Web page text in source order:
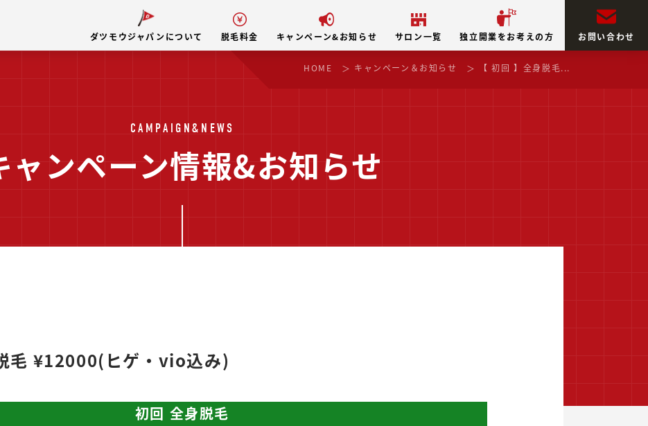
ダツモウジャパンについて 脱毛料金 キャンペーン&お知らせ サロン一覧 独立開業をお考えの方 お問い合わせ
CAMPAIGN&NEWS
ャンペーン情報&お知らせ
HOME キャンペーン＆お知らせ 【 初回 】全身脱毛...
毛 ¥12000(ヒゲ・vio込み)
初回 全身脱毛